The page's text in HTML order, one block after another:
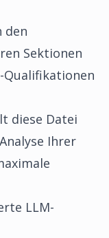
den
Sektionen
Qualifikationen
diese Datei
Ihrer
LLM-